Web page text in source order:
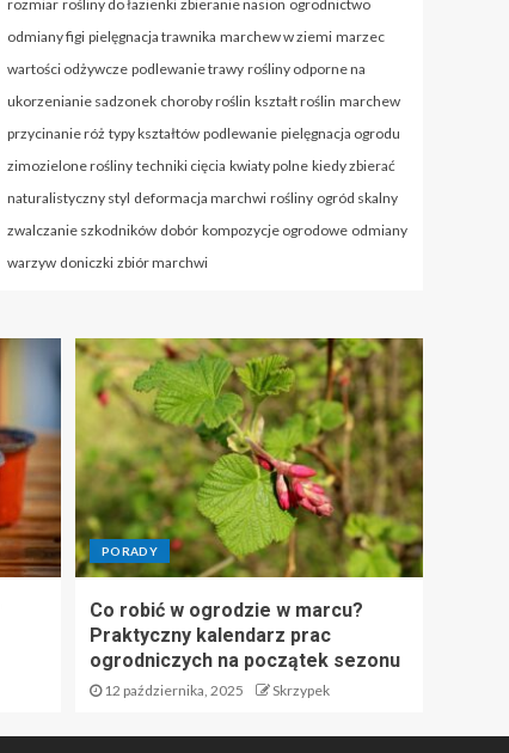
rozmiar rośliny do łazienki zbieranie nasion ogrodnictwo
odmiany figi pielęgnacja trawnika marchew w ziemi marzec
wartości odżywcze podlewanie trawy rośliny odporne na
ukorzenianie sadzonek choroby roślin kształt roślin marchew
przycinanie róż typy kształtów podlewanie pielęgnacja ogrodu
zimozielone rośliny techniki cięcia kwiaty polne kiedy zbierać
naturalistyczny styl deformacja marchwi rośliny ogród skalny
zwalczanie szkodników dobór kompozycje ogrodowe odmiany
warzyw doniczki zbiór marchwi
PORADY
Co robić w ogrodzie w marcu?
Praktyczny kalendarz prac
ogrodniczych na początek sezonu
12 października, 2025 Skrzypek